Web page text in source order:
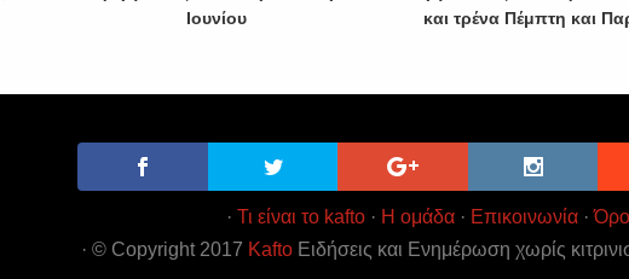
Ιουνίου
και τρένα Πέμπτη και
· Τι είναι το kafto· Η ομάδα· Επικοινωνία·
· © Copyright 2017 KaftoΕιδήσεις και Ενημέρωση χωρίς